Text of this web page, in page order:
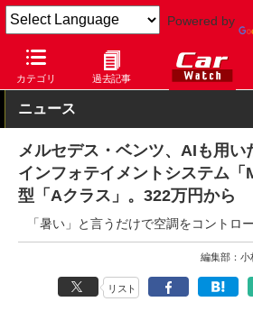
Powered by
カテゴリ 過去記事
Car Watch 自動車 メルセデス・ベンツ
ニュース
メルセデス・ベンツ、AIも用い
インフォテイメントシステム「
型「Aクラス」。322万円から
「暑い」と言うだけで空調をコントロ
編集部：小
リスト